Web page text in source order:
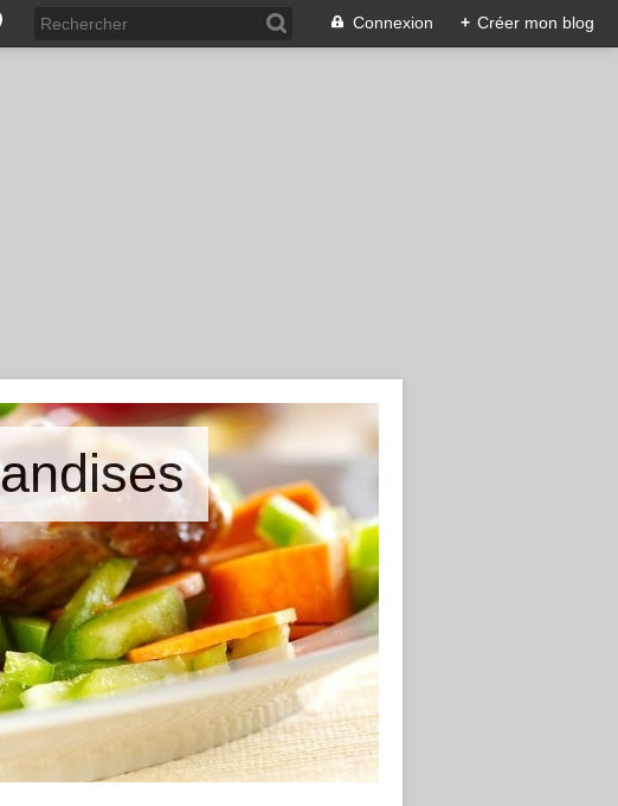
Connexion + Créer mon blog